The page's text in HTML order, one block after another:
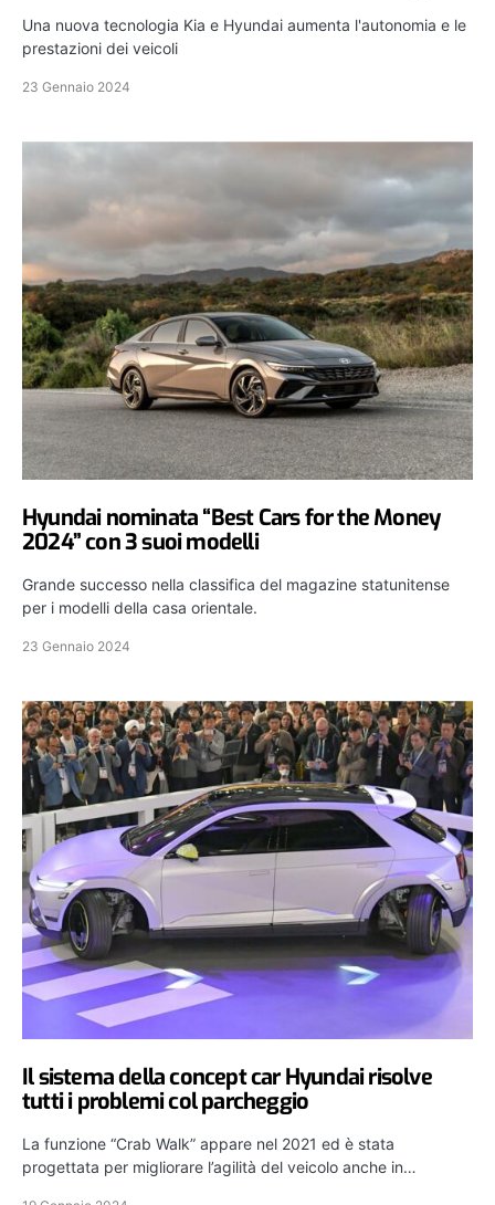
Una nuova tecnologia Kia e Hyundai aumenta l'autonomia e le
prestazioni dei veicoli
23 Gennaio 2024
Hyundai nominata “Best Cars for the Money
2024” con 3 suoi modelli
Grande successo nella classifica del magazine statunitense
per i modelli della casa orientale.
23 Gennaio 2024
Il sistema della concept car Hyundai risolve
tutti i problemi col parcheggio
La funzione “Crab Walk” appare nel 2021 ed è stata
progettata per migliorare l’agilità del veicolo anche in…